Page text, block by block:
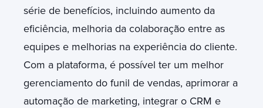
série de benefícios, incluindo aumento da
eficiência, melhoria da colaboração entre as
equipes e melhorias na experiência do cliente.
Com a plataforma, é possível ter um melhor
gerenciamento do funil de vendas, aprimorar a
automação de marketing, integrar o CRM e